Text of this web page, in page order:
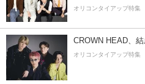
オリコンタイアップ特集
CROWN HEAD、
オリコンタイアップ特集